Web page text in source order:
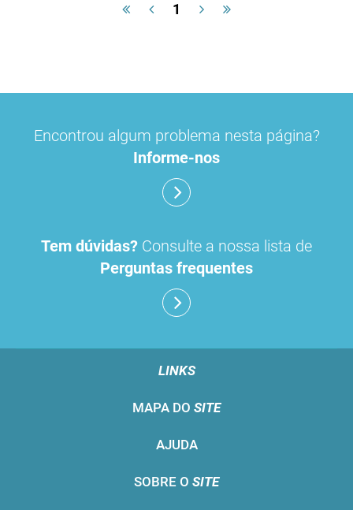
1
Encontrou algum problema nesta página?
Informe-nos
Tem dúvidas? Consulte a nossa lista de
Perguntas frequentes
LINKS
MAPA DO SITE
AJUDA
SOBRE O SITE